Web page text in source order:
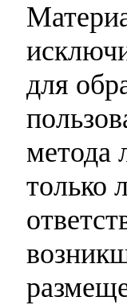
для
метода
только